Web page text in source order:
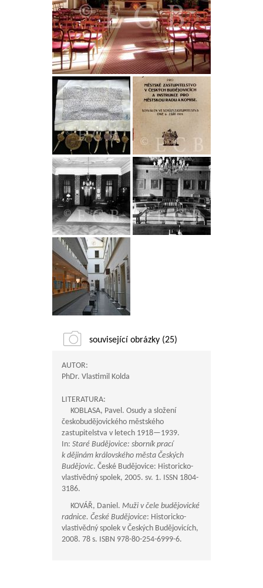
související obrázky (25)
AUTOR:
PhDr. Vlastimil Kolda
LITERATURA:
KOBLASA, Pavel. Osudy a složení
českobudějovického městského
zastupitelstva v letech 1918—1939.
In: Staré Budějovice: sborník prací
k dějinám královského města Českých
Budějovic. České Budějovice: Historicko-
vlastivědný spolek, 2005. sv. 1. ISSN 1804-
3186.
KOVÁŘ, Daniel. Muži v čele budějovické
radnice. České Budějovice: Historicko-
vlastivědný spolek v Českých Budějovicích,
2008. 78 s. ISBN 978-80-254-6999-6.